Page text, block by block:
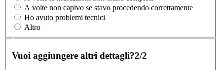
A volte non capivo se stavo procedendo correttamente
Ho avuto problemi tecnici
Altro
Vuoi aggiungere altri dettagli?2/2